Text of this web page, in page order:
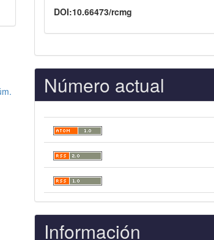
DOI:10.66473/rcmg
Número actual
Información